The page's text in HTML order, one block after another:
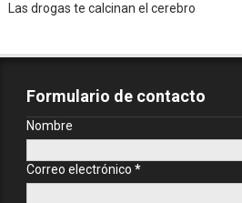
Las drogas te calcinan el cerebro
Formulario de contacto
Nombre
Correo electrónico *